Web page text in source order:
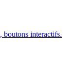
boutons interactifs.